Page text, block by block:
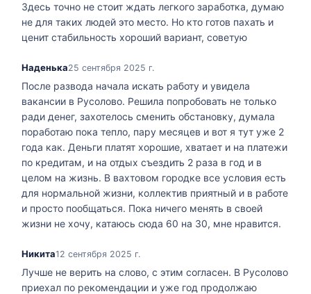
Здесь точно не стоит ждать легкого заработка, думаю
не для таких людей это место. Но кто готов пахать и
ценит стабильность хороший вариант, советую
Наденька25 сентября 2025 г.
После развода начала искать работу и увидела
вакансии в Русолово. Решила попробовать не только
ради денег, захотелось сменить обстановку, думала
поработаю пока тепло, пару месяцев и вот я тут уже 2
года как. Деньги платят хорошие, хватает и на платежи
по кредитам, и на отдых съездить 2 раза в год и в
целом на жизнь. В вахтовом городке все условия есть
для нормальной жизни, коллектив приятный и в работе
и просто пообщаться. Пока ничего менять в своей
жизни не хочу, катаюсь сюда 60 на 30, мне нравится.
Никита12 сентября 2025 г.
Лучше не верить на слово, с этим согласен. В Русолово
приехал по рекомендации и уже год продолжаю